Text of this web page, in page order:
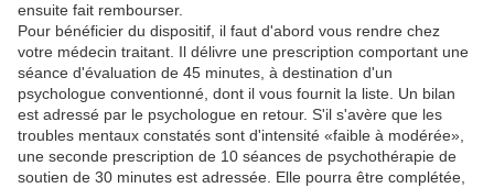
ensuite fait rembourser.
Pour bénéficier du dispositif, il faut d'abord vous rendre chez
votre médecin traitant. Il délivre une prescription comportant une
séance d'évaluation de 45 minutes, à destination d'un
psychologue conventionné, dont il vous fournit la liste. Un bilan
est adressé par le psychologue en retour. S'il s'avère que les
troubles mentaux constatés sont d'intensité «faible à modérée»,
une seconde prescription de 10 séances de psychothérapie de
soutien de 30 minutes est adressée. Elle pourra être complétée,